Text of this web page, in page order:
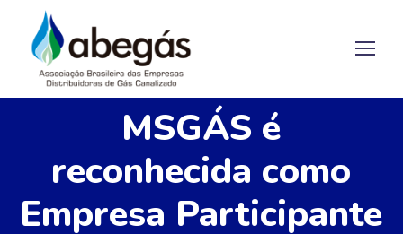
MSGÁS é
reconhecida como
Empresa Participante